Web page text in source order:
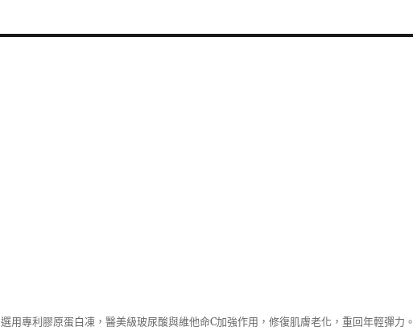
選用專利膠原蛋白凍，醫美級玻尿酸與維他命C加強作用，修復肌膚老化，重回年輕彈力。